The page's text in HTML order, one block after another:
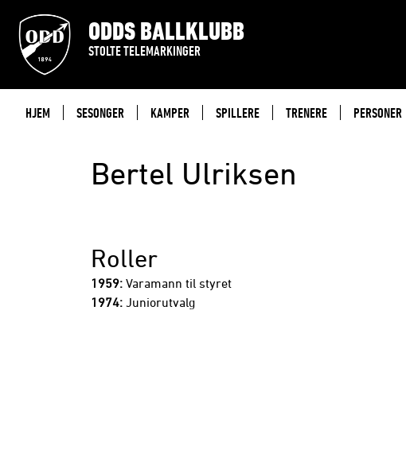
ODDS BALLKLUBB
STOLTE TELEMARKINGER
HJEM SESONGER KAMPER SPILLERE TRENERE PERSONER
Bertel Ulriksen
Roller
1959: Varamann til styret
1974: Juniorutvalg